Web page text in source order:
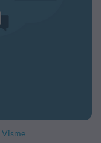
Visme